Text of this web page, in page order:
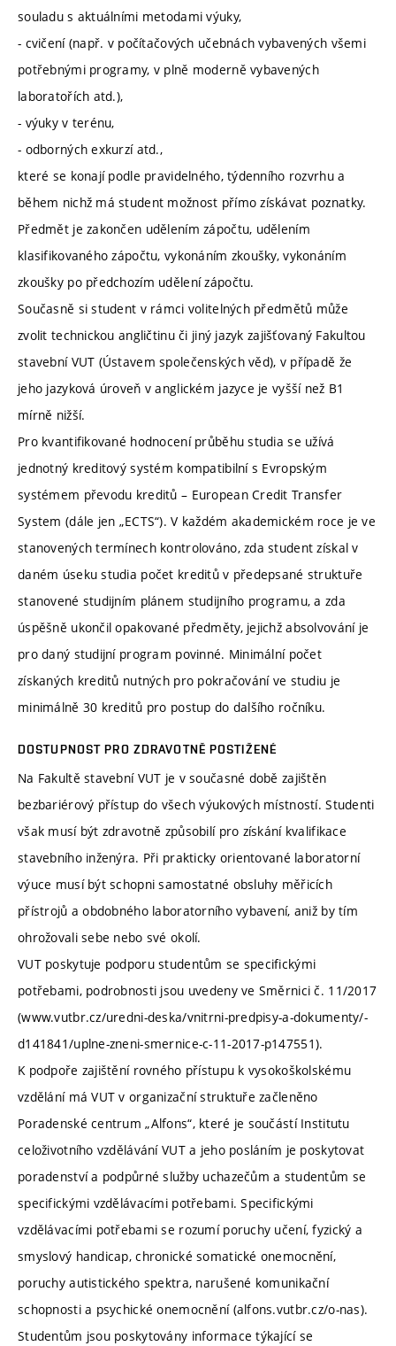
souladu s aktuálními metodami výuky,
- cvičení (např. v počítačových učebnách vybavených všemi
potřebnými programy, v plně moderně vybavených
laboratořích atd.),
- výuky v terénu,
- odborných exkurzí atd.,
které se konají podle pravidelného, týdenního rozvrhu a
během nichž má student možnost přímo získávat poznatky.
Předmět je zakončen udělením zápočtu, udělením
klasifikovaného zápočtu, vykonáním zkoušky, vykonáním
zkoušky po předchozím udělení zápočtu.
Současně si student v rámci volitelných předmětů může
zvolit technickou angličtinu či jiný jazyk zajišťovaný Fakultou
stavební VUT (Ústavem společenských věd), v případě že
jeho jazyková úroveň v anglickém jazyce je vyšší než B1
mírně nižší.
Pro kvantifikované hodnocení průběhu studia se užívá
jednotný kreditový systém kompatibilní s Evropským
systémem převodu kreditů – European Credit Transfer
System (dále jen „ECTS“). V každém akademickém roce je ve
stanovených termínech kontrolováno, zda student získal v
daném úseku studia počet kreditů v předepsané struktuře
stanovené studijním plánem studijního programu, a zda
úspěšně ukončil opakované předměty, jejichž absolvování je
pro daný studijní program povinné. Minimální počet
získaných kreditů nutných pro pokračování ve studiu je
minimálně 30 kreditů pro postup do dalšího ročníku.
DOSTUPNOST PRO ZDRAVOTNĚ POSTIŽENÉ
Na Fakultě stavební VUT je v současné době zajištěn
bezbariérový přístup do všech výukových místností. Studenti
však musí být zdravotně způsobilí pro získání kvalifikace
stavebního inženýra. Při prakticky orientované laboratorní
výuce musí být schopni samostatné obsluhy měřicích
přístrojů a obdobného laboratorního vybavení, aniž by tím
ohrožovali sebe nebo své okolí.
VUT poskytuje podporu studentům se specifickými
potřebami, podrobnosti jsou uvedeny ve Směrnici č. 11/2017
(www.vutbr.cz/uredni-deska/vnitrni-predpisy-a-dokumenty/-
d141841/uplne-zneni-smernice-c-11-2017-p147551).
K podpoře zajištění rovného přístupu k vysokoškolskému
vzdělání má VUT v organizační struktuře začleněno
Poradenské centrum „Alfons“, které je součástí Institutu
celoživotního vzdělávání VUT a jeho posláním je poskytovat
poradenství a podpůrné služby uchazečům a studentům se
specifickými vzdělávacími potřebami. Specifickými
vzdělávacími potřebami se rozumí poruchy učení, fyzický a
smyslový handicap, chronické somatické onemocnění,
poruchy autistického spektra, narušené komunikační
schopnosti a psychické onemocnění (alfons.vutbr.cz/o-nas).
Studentům jsou poskytovány informace týkající se